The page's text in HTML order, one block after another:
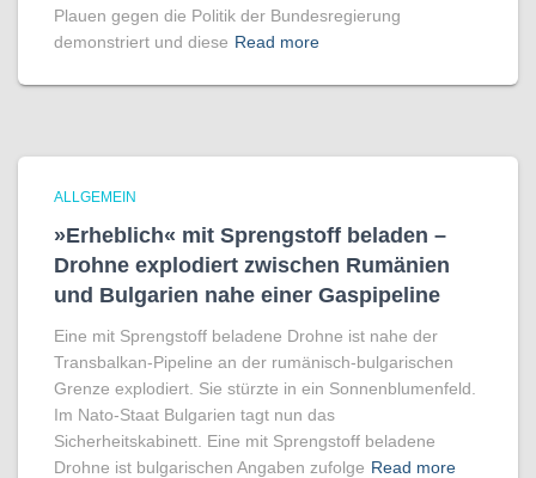
Plauen gegen die Politik der Bundesregierung
demonstriert und diese Read more
ALLGEMEIN
»Erheblich« mit Sprengstoff beladen –
Drohne explodiert zwischen Rumänien
und Bulgarien nahe einer Gaspipeline
Eine mit Sprengstoff beladene Drohne ist nahe der
Transbalkan-Pipeline an der rumänisch-bulgarischen
Grenze explodiert. Sie stürzte in ein Sonnenblumenfeld.
Im Nato-Staat Bulgarien tagt nun das
Sicherheitskabinett. Eine mit Sprengstoff beladene
Drohne ist bulgarischen Angaben zufolge Read more